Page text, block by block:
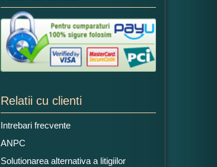
Relatii cu clienti
Intrebari frecvente
ANPC
Solutionarea alternativa a litigiilor